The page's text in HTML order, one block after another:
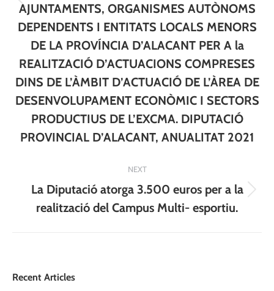
Previous
post:
AJUNTAMENTS, ORGANISMES AUTÒNOMS
DEPENDENTS I ENTITATS LOCALS MENORS
DE LA PROVÍNCIA D’ALACANT PER A la
REALITZACIÓ D’ACTUACIONS COMPRESES
DINS DE L’ÀMBIT D’ACTUACIÓ DE L’ÀREA DE
DESENVOLUPAMENT ECONÒMIC I SECTORS
PRODUCTIUS DE L’EXCMA. DIPUTACIÓ
PROVINCIAL D’ALACANT, ANUALITAT 2021
NEXT
Next
post:
La Diputació atorga 3.500 euros per a la
realització del Campus Multi- esportiu.
Recent Articles